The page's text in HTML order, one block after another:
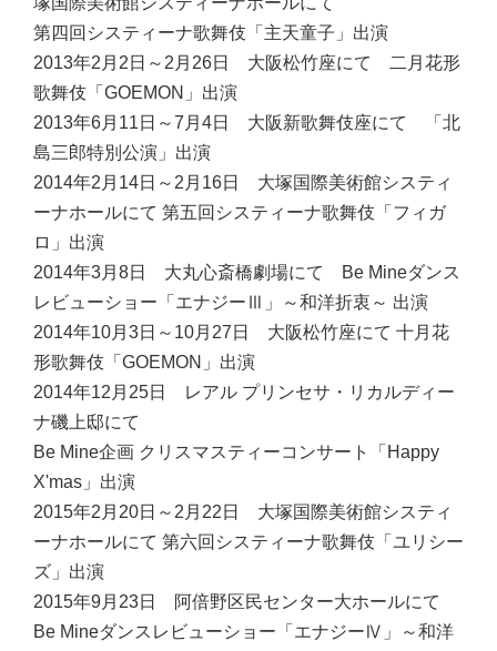
第四回システィーナ歌舞伎「主天童子」出演
2013年2月2日～2月26日 大阪松竹座にて 二月花形
歌舞伎「GOEMON」出演
2013年6月11日～7月4日 大阪新歌舞伎座にて 「北
島三郎特別公演」出演
2014年2月14日～2月16日 大塚国際美術館システィ
ーナホールにて 第五回システィーナ歌舞伎「フィガ
ロ」出演
2014年3月8日 大丸心斎橋劇場にて Be Mineダンス
レビューショー「エナジーⅢ」～和洋折衷～ 出演
2014年10月3日～10月27日 大阪松竹座にて 十月花
形歌舞伎「GOEMON」出演
2014年12月25日 レアル プリンセサ・リカルディー
ナ磯上邸にて
Be Mine企画 クリスマスティーコンサート「Happy
X'mas」出演
2015年2月20日～2月22日 大塚国際美術館システィ
ーナホールにて 第六回システィーナ歌舞伎「ユリシー
ズ」出演
2015年9月23日 阿倍野区民センター大ホールにて
Be Mineダンスレビューショー「エナジーⅣ」～和洋